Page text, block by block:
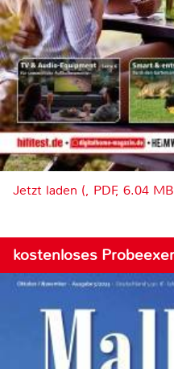
Jetzt laden (, PDF, 6.04
kostenloses